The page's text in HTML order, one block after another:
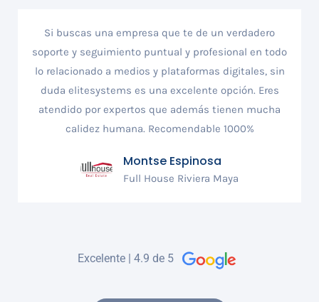
Si buscas una empresa que te de un verdadero
soporte y seguimiento puntual y profesional en todo
lo relacionado a medios y plataformas digitales, sin
duda elitesystems es una excelente opción. Eres
atendido por expertos que además tienen mucha
calidez humana. Recomendable 1000%
Montse Espinosa
Full House Riviera Maya
Excelente | 4.9 de 5